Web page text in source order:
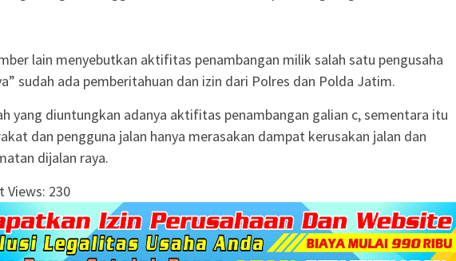
lain menyebutkan aktifitas penambangan milik salah satu pengusaha
sudah ada pemberitahuan dan izin dari Polres dan Polda Jatim.
yang diuntungkan adanya aktifitas penambangan galian c, sementara itu
dan pengguna jalan hanya merasakan dampat kerusakan jalan dan
dijalan raya.
Views: 230